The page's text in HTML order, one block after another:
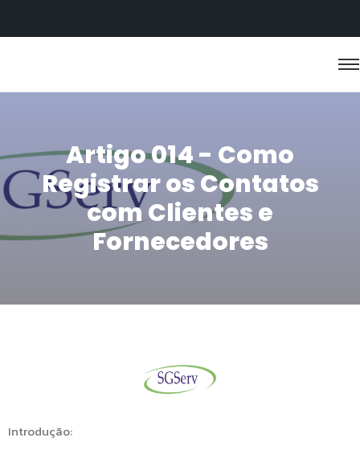
Artigo 014 - Como
Registrar os Contatos
com Clientes e
Fornecedores
Introdução: